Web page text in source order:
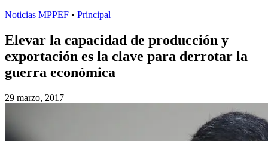
Noticias MPPEF • Principal
Elevar la capacidad de producción y
exportación es la clave para derrotar la
guerra económica
29 marzo, 2017